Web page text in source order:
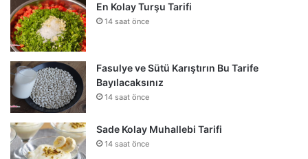
En Kolay Turşu Tarifi
14 saat önce
Fasulye ve Sütü Karıştırın Bu Tarife
Bayılacaksınız
14 saat önce
Sade Kolay Muhallebi Tarifi
14 saat önce